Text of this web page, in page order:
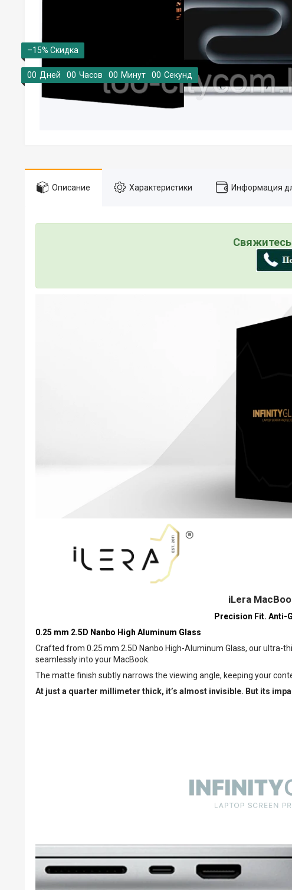
–15%
00 Дней 00 Часов 00 Минут 00 Секунд
Описание Характеристики Информация
iLera
Precision Fit. Anti-
0.25 mm 2.5D Nanbo High Aluminum Glass
Crafted from 0.25 mm 2.5D Nanbo High-Aluminum Glass, our
seamlessly into your MacBook.
The matte finish subtly narrows the viewing angle, keeping your
At just a quarter millimeter thick, it’s almost invisible. But its